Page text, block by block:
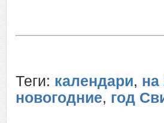
Теги: календари, на
новогодние, год